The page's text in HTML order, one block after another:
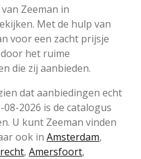
Zeeman in
Met de hulp van
voor een zacht prijsje
het ruime
die zij aanbieden.
dat aanbiedingen echt
2026 is de catalogus
U kunt Zeeman vinden
ook in Amsterdam,
, Amersfoort,